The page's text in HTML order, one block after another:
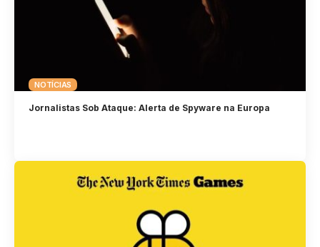
NOTÍCIAS
Jornalistas Sob Ataque: Alerta de Spyware na Europa